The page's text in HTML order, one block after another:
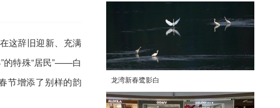
这辞旧迎新、充满
的特殊“居民”——白
节增添了别样的韵
龙湾新春鹭影白